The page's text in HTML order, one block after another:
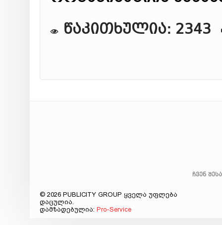
წაკითხულია: 2343
ჩვენ
© 2026 PUBLICITY GROUP ყველა უფლება
დაცულია.
დამზადებულია: Pro-Service